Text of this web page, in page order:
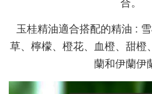
合。
玉桂精油適合搭配的精油 :
草、檸檬、橙花、血橙、甜橙
蘭和伊蘭伊